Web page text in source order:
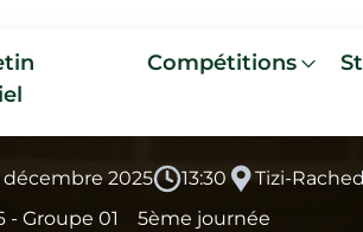
Compétitions
décembre 2025 13:30
Tizi-Rached
- Groupe 01
5ème journée